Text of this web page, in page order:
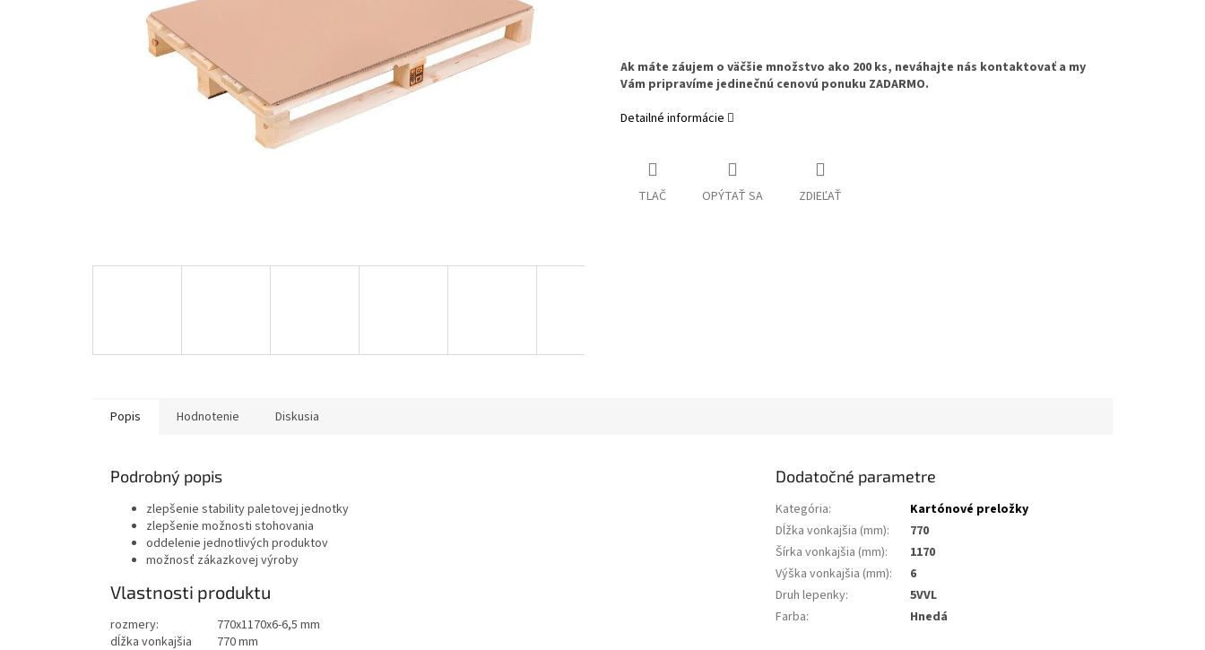
Ak máte záujem o väčšie množstvo ako 200 ks, neváhajte nás kontaktovať a my
Vám pripravíme jedinečnú cenovú ponuku ZADARMO.
Detailné informácie
TLAČ OPÝTAŤ SA ZDIEĽAŤ
Popis Hodnotenie Diskusia
Podrobný popis
zlepšenie stability paletovej jednotky
zlepšenie možnosti stohovania
oddelenie jednotlivých produktov
možnosť zákazkovej výroby
Vlastnosti produktu
rozmery:
770x1170x6-6,5 mm
dĺžka vonkajšia
770 mm
Dodatočné parametre
Kategória:
Kartónové preložky
Dĺžka vonkajšia (mm):
770
Šírka vonkajšia (mm):
1170
Výška vonkajšia (mm):
6
Druh lepenky:
5VVL
Farba: Hnedá